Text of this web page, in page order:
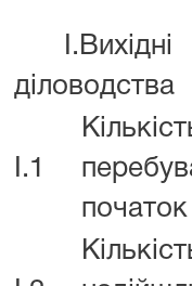
I.Вихідні
діловодства
I.1
початок